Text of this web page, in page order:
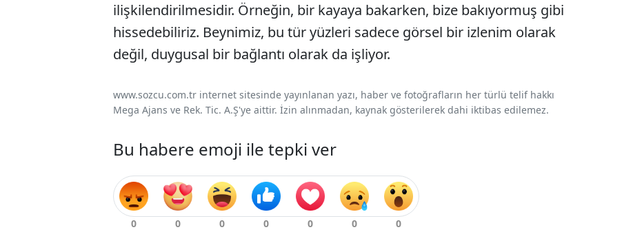
ilişkilendirilmesidir. Örneğin, bir kayaya bakarken, bize bakıyormuş gibi
hissedebiliriz. Beynimiz, bu tür yüzleri sadece görsel bir izlenim olarak
değil, duygusal bir bağlantı olarak da işliyor.
www.sozcu.com.tr internet sitesinde yayınlanan yazı, haber ve fotoğrafların her türlü telif hakkı
Mega Ajans ve Rek. Tic. A.Ş'ye aittir. İzin alınmadan, kaynak gösterilerek dahi iktibas edilemez.
Bu habere emoji ile tepki ver